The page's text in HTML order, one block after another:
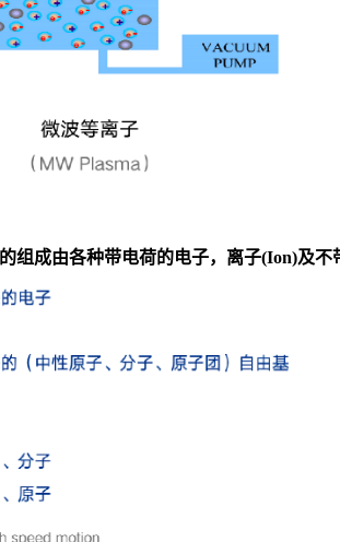
成由各种带电荷的电子，离子(Ion)及不